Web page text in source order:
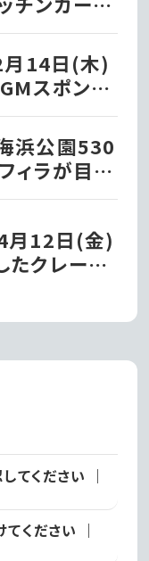
月14日(木)
スポンサ
プロが出演
ロアマイベ
開催!!
浜公園530
ィラが目覚
から3週間
月12日(金)
たクレープ
てください ｜
ください ｜